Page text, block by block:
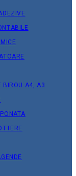
BIROU A4, A3